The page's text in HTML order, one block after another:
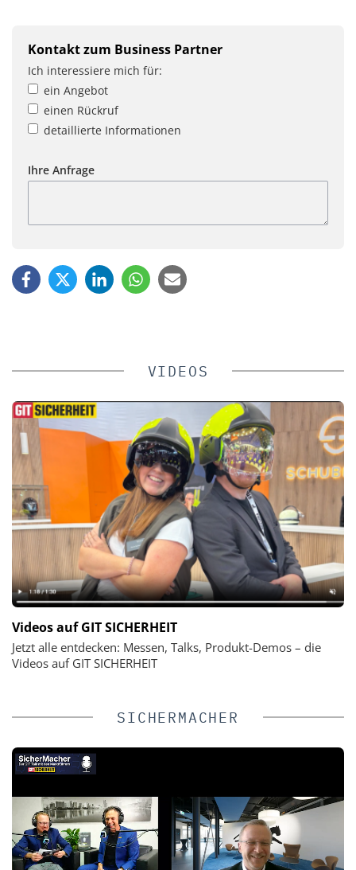
Kontakt zum Business Partner
Ich interessiere mich für:
ein Angebot
einen Rückruf
detaillierte Informationen
Ihre Anfrage
VIDEOS
Videos auf GIT SICHERHEIT
Jetzt alle entdecken: Messen, Talks, Produkt-Demos – die
Videos auf GIT SICHERHEIT
SICHERMACHER